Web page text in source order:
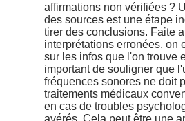
affirmations non vérifiées ?
des sources est une étape
tirer des conclusions. Faite
interprétations erronées, on
sur les infos que l'on trouve
important de souligner que
fréquences sonores ne doit
traitements médicaux
en cas de troubles